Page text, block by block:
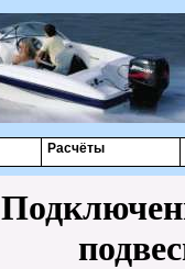
Расчёты